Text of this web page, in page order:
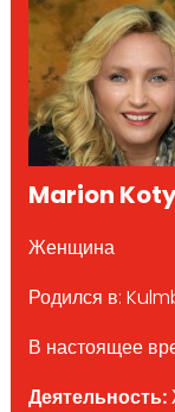
Marion
Женщина
Родился в:
В настоящее
Деятельность: